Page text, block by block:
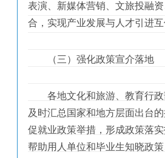
表演、新媒体营销、文旅投融
合，实现产业发展与人才引进
（三）强化政策宣介落地
各地文化和旅游、教育行政
及时汇总国家和地方层面出台
促就业政策举措，形成政策落
帮助用人单位和毕业生知晓政